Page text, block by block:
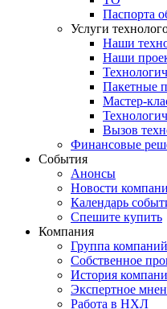
Паспорта
Услуги
Наши
Наши
Пакетные
Мастер-
Вызов
Финансовые
События
Анонсы
Новости
Календарь
Спешите купить
Компания
Группа
Собственное
История
Экспертное
Работа в НХЛ